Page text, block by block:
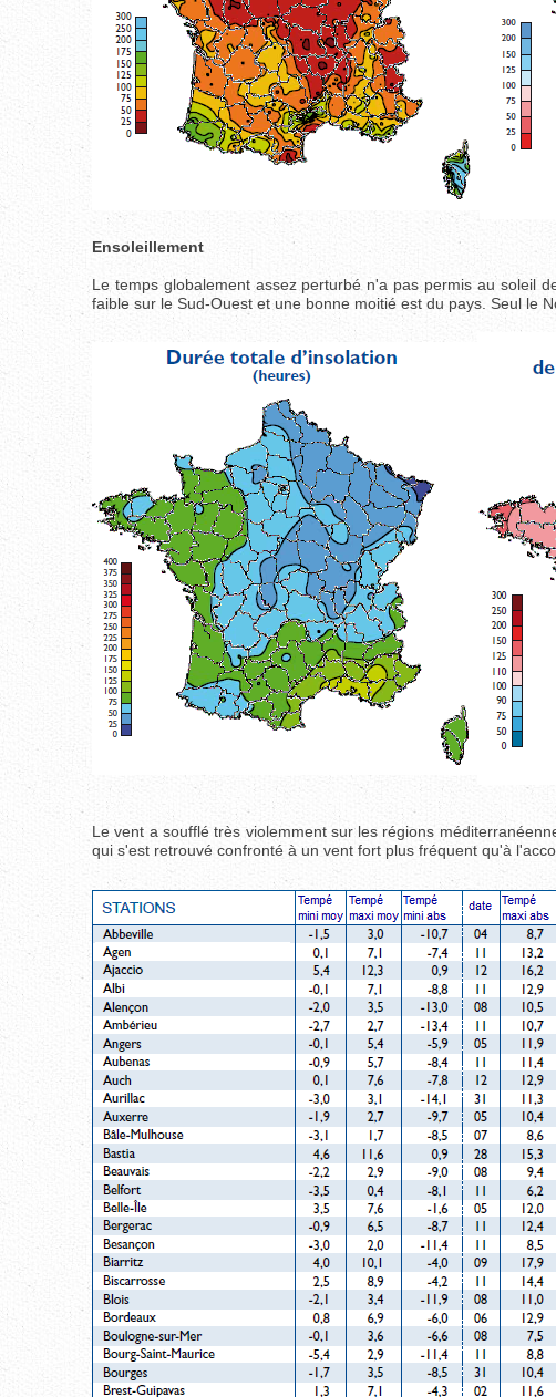
Ensoleillement
Le temps globalement assez perturbé n'a pas permis au soleil
faible sur le Sud-Ouest et une bonne moitié est du pays. Seul le
Le vent a soufflé très violemment sur les régions
qui s'est retrouvé confronté à un vent fort plus fréquent qu'à